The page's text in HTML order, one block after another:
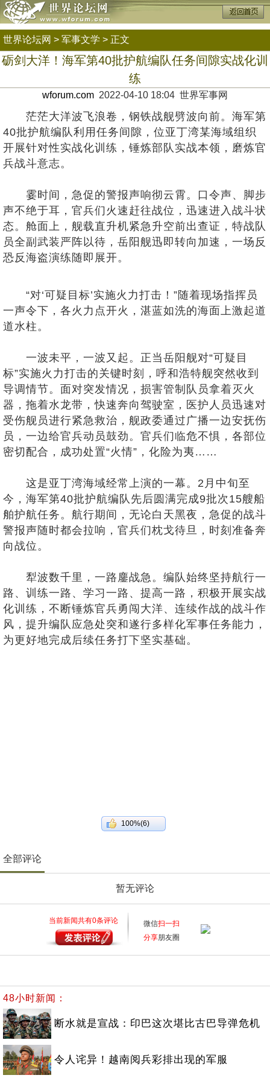
世界论坛网 > 军事文学 > 正文
砺剑大洋！海军第40批护航编队任务间隙实战化训
练
wforum.com 2022-04-10 18:04 世界军事网
茫茫大洋波飞浪卷，钢铁战舰劈波向前。海军第
40批护航编队利用任务间隙，位亚丁湾某海域组织
开展针对性实战化训练，锤炼部队实战本领，磨炼官
兵战斗意志。
霎时间，急促的警报声响彻云霄。口令声、脚步
声不绝于耳，官兵们火速赶往战位，迅速进入战斗状
态。舱面上，舰载直升机紧急升空前出查证，特战队
员全副武装严阵以待，岳阳舰迅即转向加速，一场反
恐反海盗演练随即展开。
“对‘可疑目标’实施火力打击！”随着现场指挥员
一声令下，各火力点开火，湛蓝如洗的海面上激起道
道水柱。
一波未平，一波又起。正当岳阳舰对“可疑目
标”实施火力打击的关键时刻，呼和浩特舰突然收到
导调情节。面对突发情况，损害管制队员拿着灭火
器，拖着水龙带，快速奔向驾驶室，医护人员迅速对
受伤舰员进行紧急救治，舰政委通过广播一边安抚伤
员，一边给官兵动员鼓劲。官兵们临危不惧，各部位
密切配合，成功处置“火情”，化险为夷……
这是亚丁湾海域经常上演的一幕。2月中旬至
今，海军第40批护航编队先后圆满完成9批次15艘船
舶护航任务。航行期间，无论白天黑夜，急促的战斗
警报声随时都会拉响，官兵们枕戈待旦，时刻准备奔
向战位。
犁波数千里，一路鏖战急。编队始终坚持航行一
路、训练一路、学习一路、提高一路，积极开展实战
化训练，不断锤炼官兵勇闯大洋、连续作战的战斗作
风，提升编队应急处突和遂行多样化军事任务能力，
为更好地完成后续任务打下坚实基础。
100%(6)
全部评论
暂无评论
当前新闻共有0条评论 微信扫一扫
分享朋友圈
48小时新闻：
断水就是宣战：印巴这次堪比古巴导弹危机
令人诧异！越南阅兵彩排出现的军服